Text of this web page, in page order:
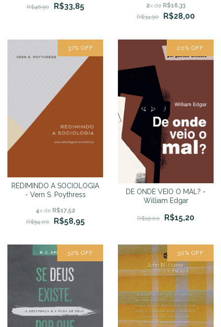
R$46,90
R$33,85
A BÍBLIA - Richard Brash
2x de R$16,33
R$34,90
R$28,00
37% OFF
REDIMINDO A SOCIOLOGIA
- Vern S. Poythress
4x de R$17,52
R$94,00
R$58,95
20% OFF
DE ONDE VEIO O MAL? -
William Edgar
R$19,00 R$15,20
32% OFF 30% OFF